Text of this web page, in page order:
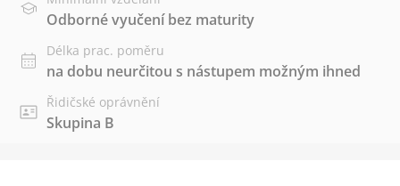
Odborné vyučení bez maturity
Délka prac. poměru
na dobu neurčitou s nástupem možným ihned
Řidičské oprávnění
Skupina B